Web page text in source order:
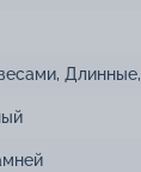
, Длинные,